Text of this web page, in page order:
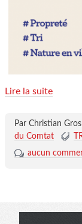
Lire la suite
Par Christian
du Comtat
aucun